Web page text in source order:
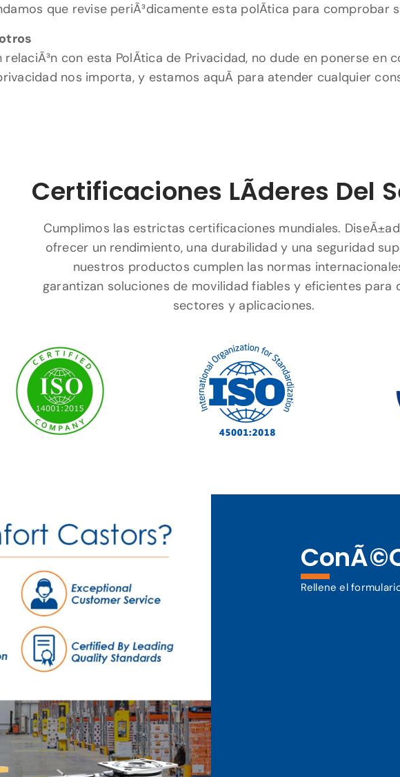
que revise periÃ³dicamente esta polÃ­tica para comprobar
con esta PolÃ­tica de Privacidad, no dude en ponerse
nos importa, y estamos aquÃ­ para atender cualquier
Certificaciones LÃ­deres Del
Cumplimos las estrictas certificaciones mundiales.
ofrecer un rendimiento, una durabilidad y una seguridad
nuestros productos cumplen las normas
garantizan soluciones de movilidad fiables y eficientes para
sectores y aplicaciones.
Rellene el